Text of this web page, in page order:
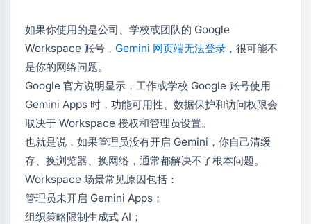
如果你使用的是公司、学校或团队的 Google
Workspace 账号， Gemini 网页端无法登录 ，很可能不
是你的网络问题。
Google 官方说明显示，工作或学校 Google 账号使用
Gemini Apps 时，功能可用性、数据保护和访问权限会
取决于 Workspace 授权和管理员设置。
也就是说，如果管理员没有开启 Gemini，你自己清缓
存、换浏览器、换网络，通常都解决不了根本问题。
Workspace 场景常见原因包括：
管理员未开启 Gemini Apps；
组织策略限制生成式 AI；